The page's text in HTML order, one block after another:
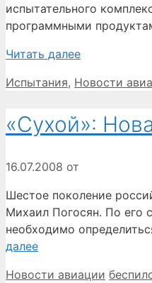
испытательного
программными
Читать далее
Рубрики
Испытания, Новости
«Сухой»:
16.07.2008 от
Шестое поколение
Михаил Погосян. По его
необходимо
далее
Рубрики
Новости авиации Метки